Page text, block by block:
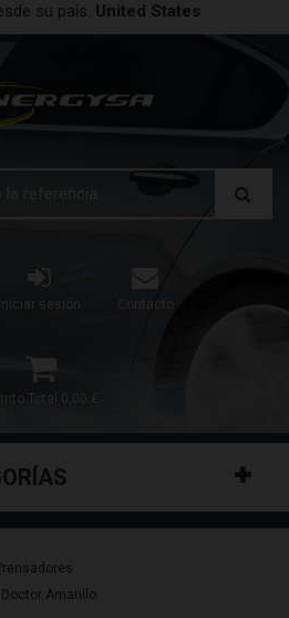
su país. United States
Iniciar sesión Contacto
Total 0,00 €
Amarillo